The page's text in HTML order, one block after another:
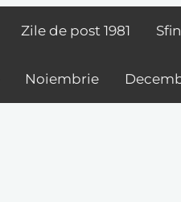
Zile de post 1981
Noiembrie